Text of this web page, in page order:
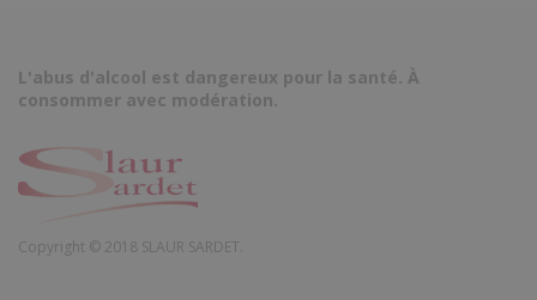
L'abus d'alcool est dangereux pour la santé. À
consommer avec modération.
Copyright © 2018 SLAUR SARDET.